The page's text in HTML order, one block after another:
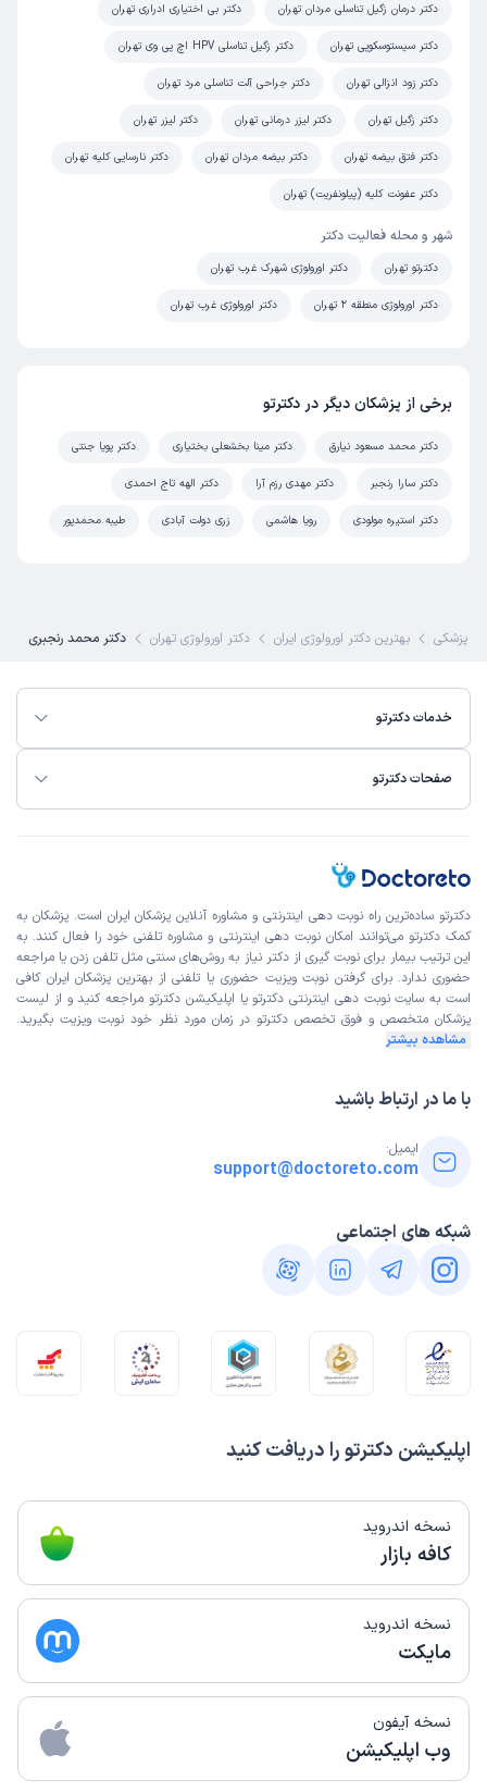
محیط صمیمی، روابط محترمانه، رفتار حرفه ای
کاربر دکترتو
نوبت مطب از دکترتو
این پزشک را پیشنهاد میکنم
دکتری حاذق. خوش اخلاق. استاد محیط مطب عالی
زمان انتظار: 0-15 دقیقه
سر تایم وعالی
علت مراجعه: بیماری پرستات
زمان انتظار:0-15 دقیقه
عالی بود
این پزشک را پیشنهاد میکنم
زمان انتظار:45-90 دقیقه
همه چیز خوب بود،فقط دکتر دیر اومدن
علت مراجعه: درمان سنگ کلیه و مجاری ادراری
زمان انتظار:
عباس
زمان انتظار:15-45 دقیقه
علی
نوبت مطب از دکترتو
1403/10/10
)
این پزشک را پیشنهاد میکنم
زمان انتظار:15-45 دقیقه
پزشک خوش برخورد و کاربلد
1403/09/20
)
دکتر درمان زگیل تناسلی مردان تهران دکتر بی اختیاری ادراری تهران
دکتر سیستوسکوپی تهران دکتر زگیل تناسلی HPV اچ پی وی تهران
دکتر زود انزالی تهران دکتر جراحی آلت تناسلی مرد تهران
دکتر زگیل تهران دکتر لیزر درمانی تهران دکتر لیزر تهران
دکتر فتق بیضه تهران دکتر بیضه مردان تهران دکتر نارسایی کلیه تهران
دکتر عفونت کلیه (پیلونفریت) تهران
شهر و محله فعالیت دکتر
دکترتو تهران دکتر اورولوژی شهرک غرب تهران
دکتر اورولوژی منطقه 2 تهران دکتر اورولوژی غرب تهران
برخی از پزشکان دیگر در دکترتو
دکتر محمد مسعود نیارق دکتر مینا بخشعلی بختیاری دکتر پویا جنتی
دکتر سارا رنجبر دکتر مهدی رزم آرا دکتر الهه تاج احمدی
دکتر استیره مولودی رویا هاشمی زری دولت آبادی طیبه محمدپور
پزشکی بهترین دکتر اورولوژی ایران دکتر اورولوژی تهران دکتر محمد رنجبری
خدمات دکترتو
صفحات دکترتو
اپلیکیشن دکترتو را دریافت کنید
نسخه اندروید
کافه بازار
نسخه اندروید
مایکت
نسخه آیفون
وب اپلیکیشن
دکترتو ساده‌ترین راه نوبت‌ دهی اینترنتی و مشاوره آنلاین پزشکان ایران است. پزشکان به
کمک دکترتو می‌توانند امکان نوبت دهی اینترنتی و مشاوره تلفنی خود را فعال کنند. به
این ترتیب بیمار برای نوبت گیری از دکتر نیاز به روش‌های سنتی مثل تلفن زدن یا مراجعه
حضوری ندارد. برای گرفتن نوبت ویزیت حضوری یا تلفنی از بهترین پزشکان ایران کافی
است به سایت نوبت دهی اینترنتی دکترتو یا اپلیکیشن دکترتو مراجعه کنید و از لیست
پزشکان متخصص و فوق تخصص دکترتو در زمان مورد نظر خود نوبت ویزیت بگیرید.
مشاهده بیشتر
با ما در ارتباط باشید
ایمیل:
support@doctoreto.com
شبکه های اجتماعی